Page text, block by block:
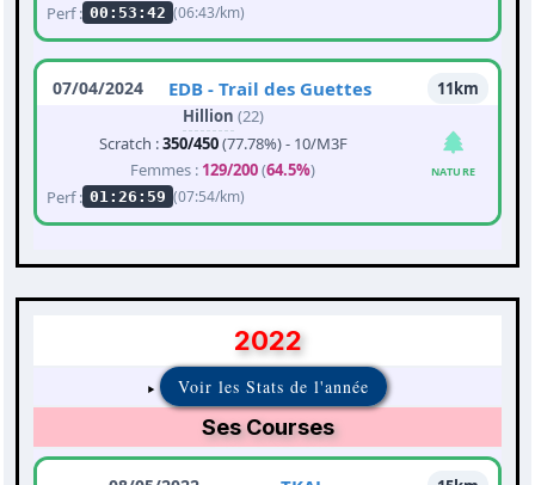
Perf : 00:53:42 (06:43/km)
07/04/2024 EDB - Trail des Guettes
11km
Hillion (22)
Scratch :350/450(77.78%) - 10/M3F
Femmes : 129/200(64.5%)
Perf : 01:26:59 (07:54/km)
NATURE
2022
Voir les Stats de l'année
Ses Courses